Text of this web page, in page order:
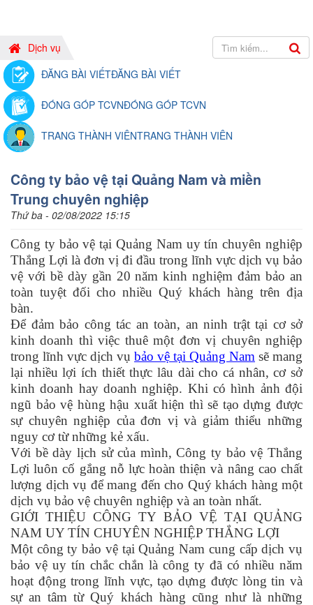
Dịch vụ
ĐĂNG BÀI VIẾTĐĂNG BÀI VIẾT
ĐÓNG GÓP TCVNĐÓNG GÓP TCVN
TRANG THÀNH VIÊNTRANG THÀNH VIÊN
Công ty bảo vệ tại Quảng Nam và miền
Trung chuyên nghiệp
Thứ ba - 02/08/2022 15:15
Công ty bảo vệ tại Quảng Nam uy tín chuyên nghiệp
Thắng Lợi là đơn vị đi đầu trong lĩnh vực dịch vụ bảo
vệ với bề dày gần 20 năm kinh nghiệm đảm bảo an
toàn tuyệt đối cho nhiều Quý khách hàng trên địa
bàn.
Để đảm bảo công tác an toàn, an ninh trật tại cơ sở
kinh doanh thì việc thuê một đơn vị chuyên nghiệp
trong lĩnh vực dịch vụ bảo vệ tại Quảng Nam sẽ mang
lại nhiều lợi ích thiết thực lâu dài cho cá nhân, cơ sở
kinh doanh hay doanh nghiệp. Khi có hình ảnh đội
ngũ bảo vệ hùng hậu xuất hiện thì sẽ tạo dựng được
sự chuyên nghiệp của đơn vị và giảm thiểu những
nguy cơ từ những kẻ xấu.
Với bề dày lịch sử của mình, Công ty bảo vệ Thắng
Lợi luôn cố gắng nỗ lực hoàn thiện và nâng cao chất
lượng dịch vụ để mang đến cho Quý khách hàng một
dịch vụ bảo vệ chuyên nghiệp và an toàn nhất.
GIỚI THIỆU CÔNG TY BẢO VỆ TẠI QUẢNG
NAM UY TÍN CHUYÊN NGHIỆP THẮNG LỢI
Một công ty bảo vệ tại Quảng Nam cung cấp dịch vụ
bảo vệ uy tín chắc chắn là công ty đã có nhiều năm
hoạt động trong lĩnh vực, tạo dựng được lòng tin và
sự an tâm từ Quý khách hàng cũng như là những